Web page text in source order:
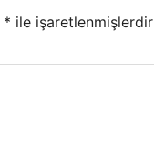
* ile işaretlenmişlerdir